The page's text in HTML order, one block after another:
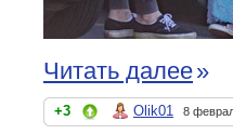
Читать далее»
+3 Olik01 8